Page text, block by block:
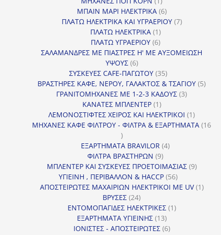
προϊόν
ΜΠΑΙΝ ΜΑΡΙ ΗΛΕΚΤΡΙΚΑ 66
προϊόντα
ΠΛΑΤΩ ΗΛΕΚΤΡΙΚΑ ΚΑΙ ΥΓΡΑΕΡΙΟΥ 77
ΠΛΑΤΩ ΗΛΕΚΤΡΙΚΑ 11
προϊόν
ΠΛΑΤΩ ΥΓΡΑΕΡΙΟΥ 66
προϊόντα
ΣΑΛΑΜΑΝΔΡΕΣ ΜΕ ΠΙΑΣΤΡΕΣ Η' ΜΕ ΑΥΞΟΜΕΙΩΣΗ
ΥΨΟΥΣ 66
προϊόντα
ΣΥΣΚΕΥΕΣ CAFE-ΠΑΓΩΤΟΥ 3535
προϊόντα
ΒΡΑΣΤΗΡΕΣ ΚΑΦΕ, ΝΕΡΟΥ, ΓΑΛΑΚΤΟΣ & ΤΣΑΓΙΟΥ 55
ΓΡΑΝΙΤΟΜΗΧΑΝΕΣ ΜΕ 1-2-3 ΚΑΔΟΥΣ 33
ΚΑΝΑΤΕΣ ΜΠΛΕΝΤΕΡ 11
προϊόν
ΛΕΜΟΝΟΣΤΙΦΤΕΣ ΧΕΙΡΟΣ ΚΑΙ ΗΛΕΚΤΡΙΚΟΙ 11
προϊόν
ΜΗΧΑΝΕΣ ΚΑΦΕ ΦΙΛΤΡΟΥ - ΦΙΛΤΡΑ & ΕΞΑΡΤΗΜΑΤΑ 16
16
προϊόντα
ΕΞΑΡΤΗΜΑΤΑ BRAVILOR 44
ΦΙΛΤΡΑ ΒΡΑΣΤΗΡΩΝ 99
προϊόντα
ΜΠΛΕΝΤΕΡ ΚΑΙ ΣΥΣΚΕΥΕΣ ΠΡΟΕΤΟΙΜΑΣΙΑΣ 99
ΥΓΙΕΙΝΗ , ΠΕΡΙΒΑΛΛΟΝ & HACCP 5656
προϊόντα
ΑΠΟΣΤΕΙΡΩΤΕΣ ΜΑΧΑΙΡΙΩΝ ΗΛΕΚΤΡΙΚΟΙ ΜΕ UV 11
ΒΡΥΣΕΣ 2424
προϊόντα
ΕΝΤΟΜΟΠΑΓΙΔΕΣ ΗΛΕΚΤΡΙΚΕΣ 11
ΕΞΑΡΤΗΜΑΤΑ ΥΓΙΕΙΝΗΣ 1313
προϊόντα
ΙΟΝΙΣΤΕΣ - ΑΠΟΣΤΕΙΡΩΤΕΣ 66